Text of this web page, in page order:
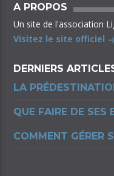
A PROPOS
Un site de l'association
Visitez le site officiel
DERNIERS
LA
QUE FAIRE DE SES
COMMENT GÉRER